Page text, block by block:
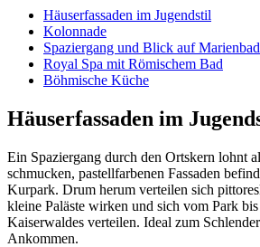
Häuserfassaden im Jugendstil
Kolonnade
Spaziergang und Blick auf
Royal Spa mit Römischem Bad
Böhmische Küche
Häuserfassaden im
Ein Spaziergang durch den Ortskern lohnt
schmucken, pastellfarbenen Fassaden
Kurpark. Drum herum verteilen sich
kleine Paläste wirken und sich vom Park
Kaiserwaldes verteilen. Ideal zum
Ankommen.